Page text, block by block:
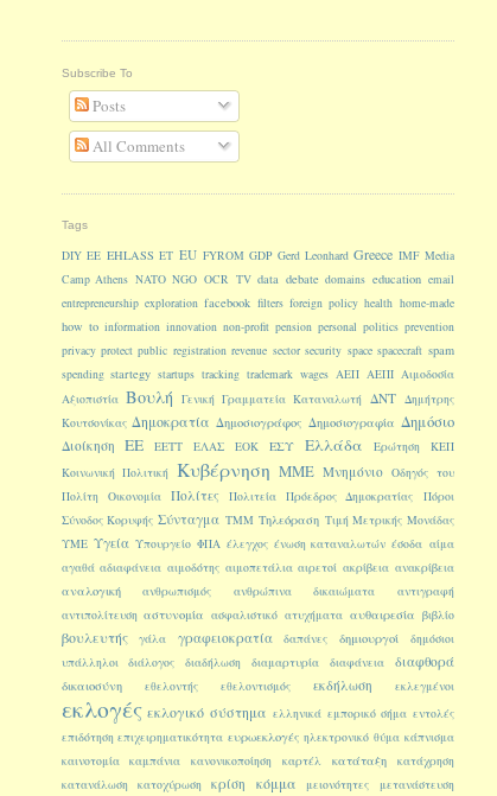
Subscribe To
Posts
All Comments
Tags
DIY EE EHLASS ET EU FYROM GDP Gerd Leonhard Greece IMF Media
Camp Athens NATO NGO OCR TV data debate domains education email
entrepreneurship exploration facebook filters foreign policy health home-made
how to information innovation non-profit pension personal politics prevention
privacy protect public registration revenue sector security space spacecraft spam
spending startegy startups tracking trademark wages ΑΕΠ ΑΕΠΙ Αιμοδοσία
Αξιοπιστία Βουλή Γενική Γραμματεία Καταναλωτή ΔΝΤ Δημήτρης
Κουτσονίκας Δημοκρατία Δημοσιογράφος Δημοσιογραφία Δημόσιο
Διοίκηση ΕΕ ΕΕΤΤ ΕΛΑΣ ΕΟΚ ΕΣΥ Ελλάδα Ερώτηση
ΚΕΠ
Κοινωνική Πολιτική
Κυβέρνηση ΜΜΕ Μνημόνιο Οδηγός του
Πολίτη
Οικονομία Πολίτες Πολιτεία Πρόεδρος Δημοκρατίας
Πόροι
Σύνοδος Κορυφής Σύνταγμα ΤΜΜ Τηλεόραση Τιμή Μετρικής Μονάδας
ΥΜΕ Υγεία Υπουργείο ΦΠΑ έλεγχος ένωση καταναλωτών έσοδα αίμα
αγαθά αδιαφάνεια αιμοδότης αιμοπετάλια αιρετοί ακρίβεια ανακρίβεια
αναλογική ανθρωπισμός ανθρώπινα δικαιώματα
αντιγραφή
αντιπολίτευση αστυνομία ασφαλιστικό ατυχήματα αυθαιρεσία βιβλίο
βουλευτής γάλα γραφειοκρατία δαπάνες δημιουργοί
δημόσιοι
υπάλληλοι
διάλογος διαδήλωση διαμαρτυρία διαφάνεια διαφθορά
δικαιοσύνη εθελοντής εθελοντισμός εκδήλωση εκλεγμένοι
εκλογές εκλογικό σύστημα ελληνικά εμπορικό σήμα εντολές
επιδότηση επιχειρηματικότητα ευρωεκλογές ηλεκτρονικό θύμα κάπνισμα
καινοτομία
καμπάνια κανονικοποίηση καρτέλ κατάταξη
κατάχρηση
κατανάλωση
κατοχύρωση κρίση κόμμα μειονότητες μετανάστευση